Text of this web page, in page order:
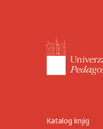
Katalog knjig